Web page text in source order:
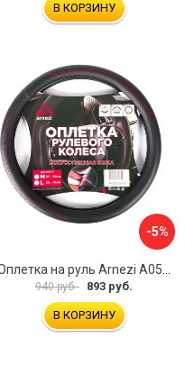
В КОРЗИНУ
-5%
940 руб. 893 руб.
В КОРЗИНУ